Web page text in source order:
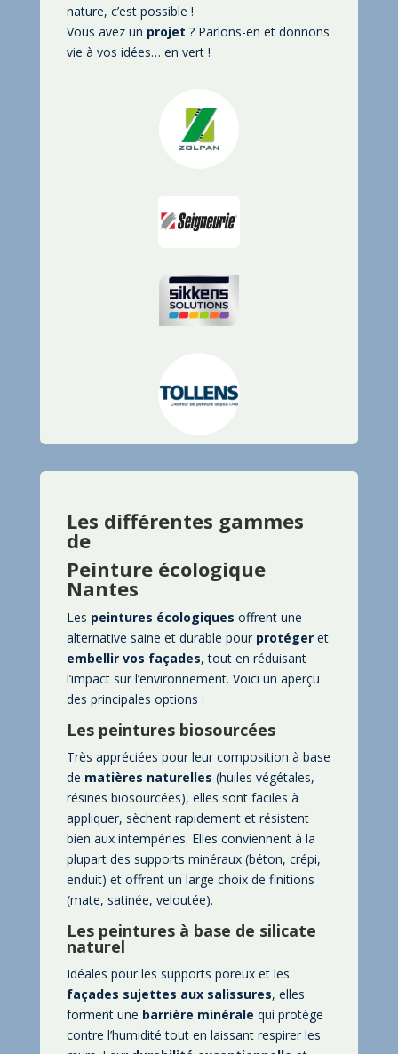
nature, c’est possible !
Vous avez un projet ? Parlons-en et donnons
vie à vos idées… en vert !
Les différentes gammes
de
Peinture écologique
Nantes
Les peintures écologiques offrent une
alternative saine et durable pour protégeret
embellir vos façades, tout en réduisant
l’impact sur l’environnement. Voici un aperçu
des principales options :
Les peintures biosourcées
Très appréciées pour leur composition à base
de matières naturelles (huiles végétales,
résines biosourcées), elles sont faciles à
appliquer, sèchent rapidement et résistent
bien aux intempéries. Elles conviennent à la
plupart des supports minéraux (béton, crépi,
enduit) et offrent un large choix de finitions
(mate, satinée, veloutée).
Les peintures à base de silicate
naturel
Idéales pour les supports poreux et les
façades sujettes aux salissures, elles
forment une barrière minérale qui protège
contre l’humidité tout en laissant respirer les